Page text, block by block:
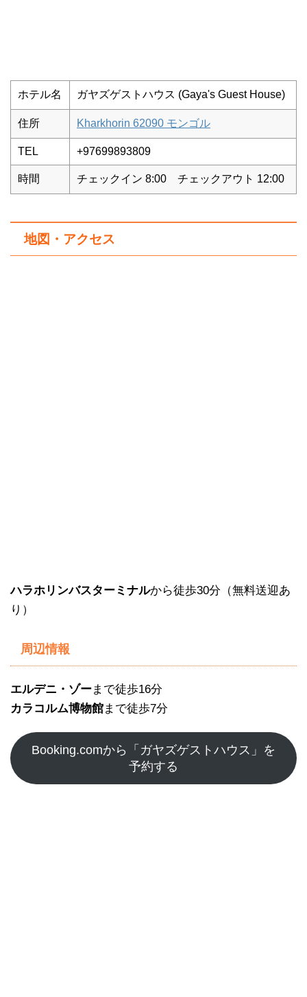
ホテル名 ガヤズゲストハウス (Gaya's Guest House)
住所 Kharkhorin 62090 モンゴル
TEL +97699893809
時間 チェックイン 8:00 チェックアウト 12:00
地図・アクセス
ハラホリンバスターミナルから徒歩30分（無料送迎あ
り）
周辺情報
エルデニ・ゾーまで徒歩16分
カラコルム博物館まで徒歩7分
Booking.comから「ガヤズゲストハウス」を
予約する